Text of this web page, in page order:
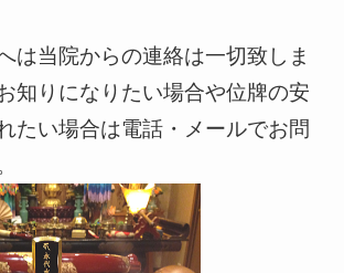
は当院からの連絡は一切致しま
知りになりたい場合や位牌の安
たい場合は電話・メールでお問